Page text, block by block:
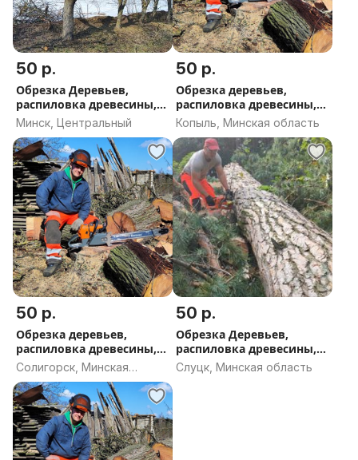
50 р.
Обрезка Деревьев,
распиловка древесины,
стрижка кустарников и
туй Минск
Минск, Центральный
50 р.
Обрезка деревьев,
распиловка древесины,
стрижка туй и
кустарников Копыль
Копыль, Минская область
50 р.
Обрезка деревьев,
распиловка древесины,
стрижка кустарников и
туй Солигорск
Солигорск, Минская
область
50 р.
Обрезка Деревьев,
распиловка древесины,
стрижка туй и
кустарников Слуцк
Слуцк, Минская область